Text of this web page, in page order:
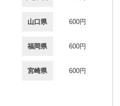
山口県 600円
福岡県 600円
宮崎県 600円